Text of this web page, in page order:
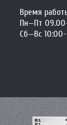
Время
Пн—Пт
Сб—Вс